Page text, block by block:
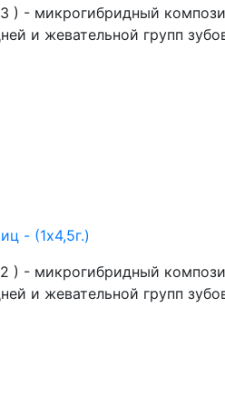
) - микрогибридный
и жевательной групп
- (1x4,5г.)
) - микрогибридный
и жевательной групп